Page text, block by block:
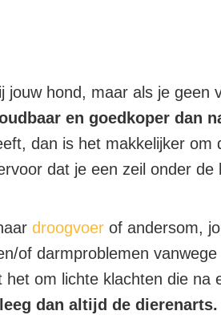
hond, maar als je
en goedkoper dan
dan is het makkelijker
dat je een zeil onder
droogvoer of andersom,
of darmproblemen
om lichte klachten die na
dan altijd de dierenarts.